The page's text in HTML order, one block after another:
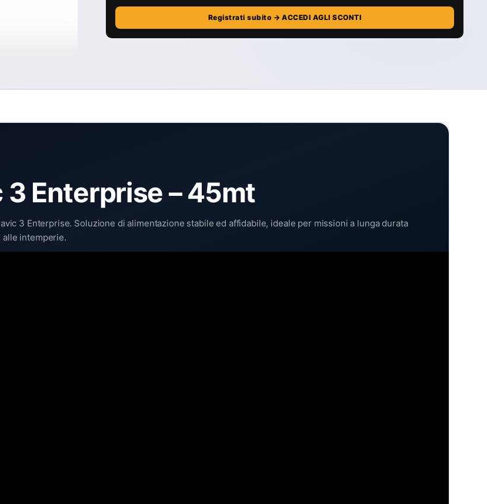
Registrati subito → ACCEDI AGLI SCONTI
Enterprise – 45mt
3 Enterprise. Soluzione di alimentazione stabile ed affidabile, ideale per missioni a lunga durata
alle intemperie.